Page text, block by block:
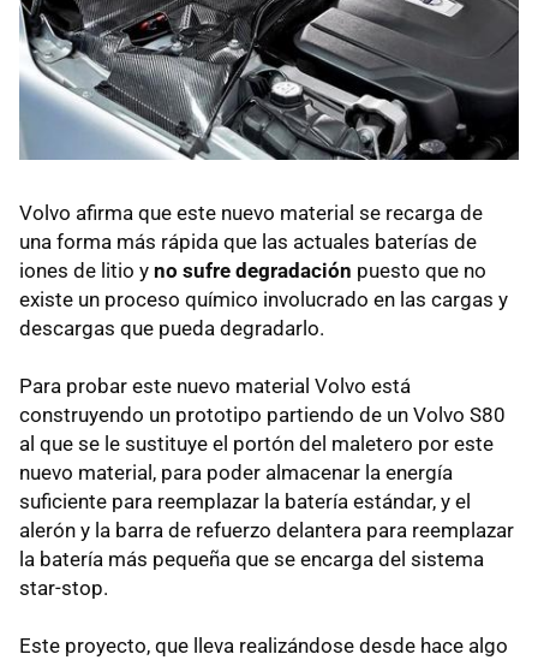
Volvo afirma que este nuevo material se recarga de
una forma más rápida que las actuales baterías de
iones de litio y no sufre degradación puesto que no
existe un proceso químico involucrado en las cargas y
descargas que pueda degradarlo.
Para probar este nuevo material Volvo está
construyendo un prototipo partiendo de un Volvo S80
al que se le sustituye el portón del maletero por este
nuevo material, para poder almacenar la energía
suficiente para reemplazar la batería estándar, y el
alerón y la barra de refuerzo delantera para reemplazar
la batería más pequeña que se encarga del sistema
star-stop.
Este proyecto, que lleva realizándose desde hace algo